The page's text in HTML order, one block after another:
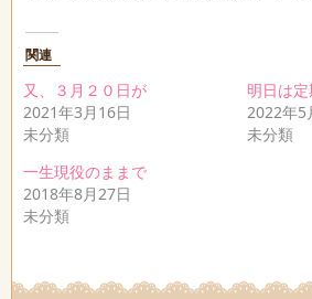
関連
又、３月２０日が
2021年3月16日
未分類
明日は
2022年5
未分類
一生現役のままで
2018年8月27日
未分類